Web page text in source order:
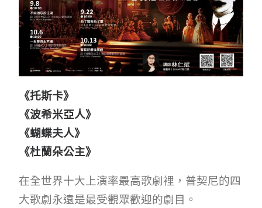
《托斯卡》
《波希米亞人》
《蝴蝶夫人》
《杜蘭朵公主》
在全世界十大上演率最高歌劇裡，普契尼的四
大歌劇永遠是最受觀眾歡迎的劇目。